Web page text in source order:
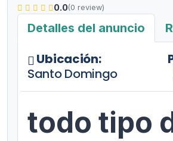
0.0(0 review)
Detalles del anuncio
Ubicación:
Santo Domingo
todo tipo